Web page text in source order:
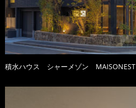
積水ハウス シャーメゾン MAISONEST